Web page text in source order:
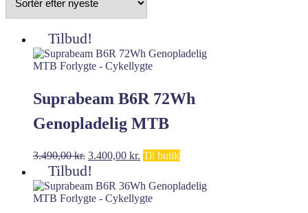
Tilbud!
Suprabeam B6R 72Wh
Genopladelig MTB
Forlygte – Cykellygte
3.490,00kr. Den
oprindelige
pris
var:
3.490,00 kr..
3.400,00 kr. Den
pris
er:
3.400,00 kr..
Til butik
Tilbud!